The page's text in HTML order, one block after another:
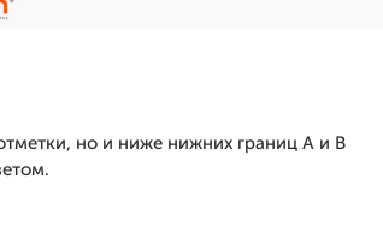
но и ниже нижних границ А и В